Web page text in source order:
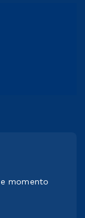
momento